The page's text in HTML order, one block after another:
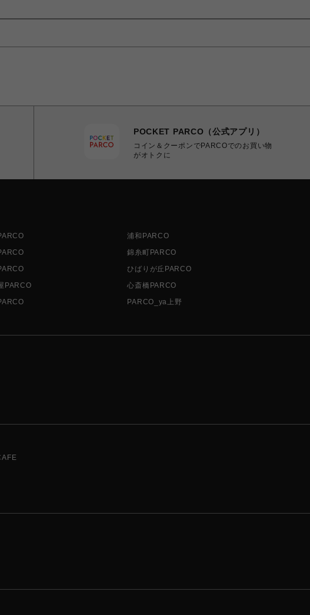
POCKET PARCO（公式アプリ）
コイン＆クーポンでPARCOでのお買い物
がオトクに
浦和PARCO
錦糸町PARCO
ひばりが丘PARCO
PARCO
心斎橋PARCO
PARCO_ya上野